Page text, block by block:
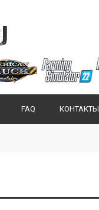
FAQ КОНТАКТЫ